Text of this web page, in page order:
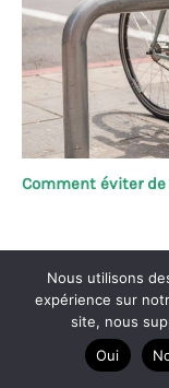
Comment éviter
Nous utilisons
expérience sur
site, nous
Oui